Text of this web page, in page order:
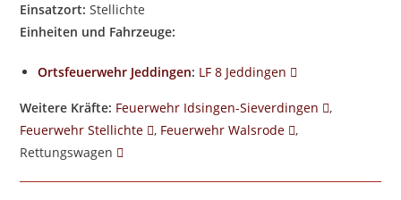
Einsatzort: Stellichte
Einheiten und Fahrzeuge:
Ortsfeuerwehr Jeddingen: LF 8 Jeddingen
Weitere Kräfte: Feuerwehr Idsingen-Sieverdingen
,
Feuerwehr Stellichte
, Feuerwehr Walsrode
,
Rettungswagen